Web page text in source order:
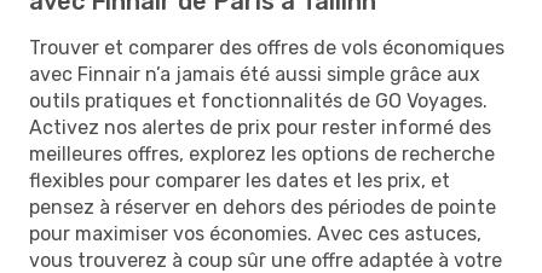
Trouver et comparer des offres de vols économiques
avec Finnair n’a jamais été aussi simple grâce aux
outils pratiques et fonctionnalités de GO Voyages.
Activez nos alertes de prix pour rester informé des
meilleures offres, explorez les options de recherche
flexibles pour comparer les dates et les prix, et
pensez à réserver en dehors des périodes de pointe
pour maximiser vos économies. Avec ces astuces,
vous trouverez à coup sûr une offre adaptée à votre